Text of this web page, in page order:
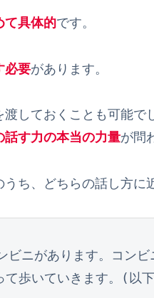
て具体的です。
必要があります。
しておくことも可能で
話す力の本当の力量が問
ち、どちらの話し方に
ニがあります。コンビ
歩いていきます。(以下